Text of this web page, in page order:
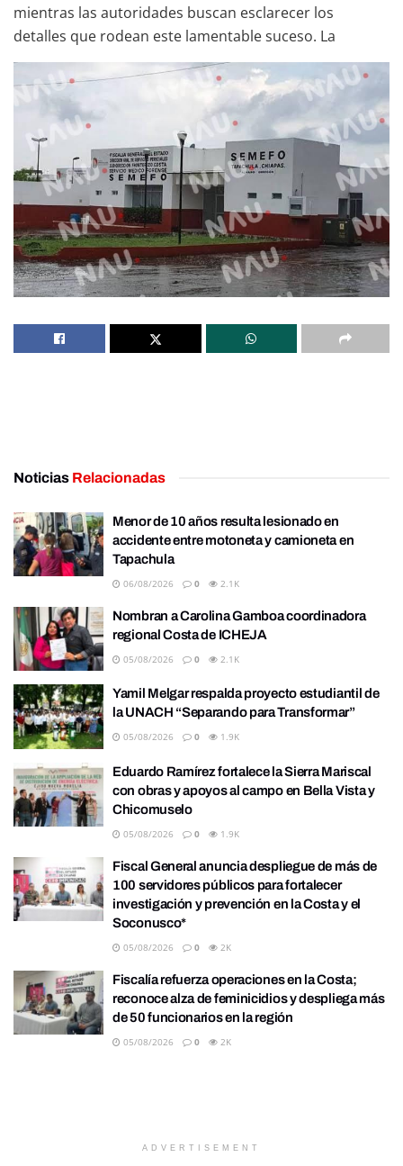
mientras las autoridades buscan esclarecer los
detalles que rodean este lamentable suceso. La
Noticias Relacionadas
Menor de 10 años resulta lesionado en
accidente entre motoneta y camioneta en
Tapachula
06/08/2026 0 2.1K
Nombran a Carolina Gamboa coordinadora
regional Costa de ICHEJA
05/08/2026 0 2.1K
Yamil Melgar respalda proyecto estudiantil de
la UNACH “Separando para Transformar”
05/08/2026 0 1.9K
Eduardo Ramírez fortalece la Sierra Mariscal
con obras y apoyos al campo en Bella Vista y
Chicomuselo
05/08/2026 0 1.9K
Fiscal General anuncia despliegue de más de
100 servidores públicos para fortalecer
investigación y prevención en la Costa y el
Soconusco*
05/08/2026 0 2K
Fiscalía refuerza operaciones en la Costa;
reconoce alza de feminicidios y despliega más
de 50 funcionarios en la región
05/08/2026 0 2K
ADVERTISEMENT